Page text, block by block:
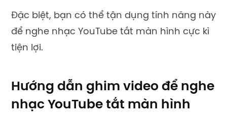
Đặc biệt, bạn có thể tận dụng tính năng này
để nghe nhạc YouTube tắt màn hình cực kì
tiện lợi.
Hướng dẫn ghim video để nghe
nhạc YouTube tắt màn hình